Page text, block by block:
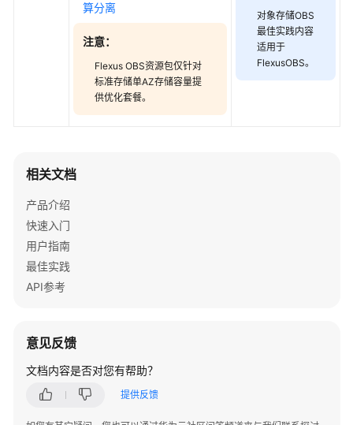
系
统
权
限
算分离
注意：
Flexus OBS资源包仅针对
标准存储单AZ存储容量提
供优化套餐。
对象存储OBS
最佳实践内容
适用于
FlexusOBS。
相关文档
产品介绍
快速入门
用户指南
最佳实践
API参考
意见反馈
文档内容是否对您有帮助？
提供反馈